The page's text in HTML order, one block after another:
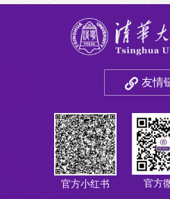
友情
官方小红书 官方